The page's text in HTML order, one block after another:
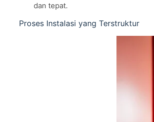
dan tepat.
Proses Instalasi yang Terstruktur